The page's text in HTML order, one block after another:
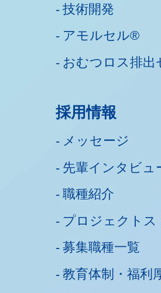
技術開発
アモルセル®
おむつロス排出
採用情報
メッセージ
先輩インタビュ
職種紹介
プロジェクトス
募集職種一覧
教育体制・福利